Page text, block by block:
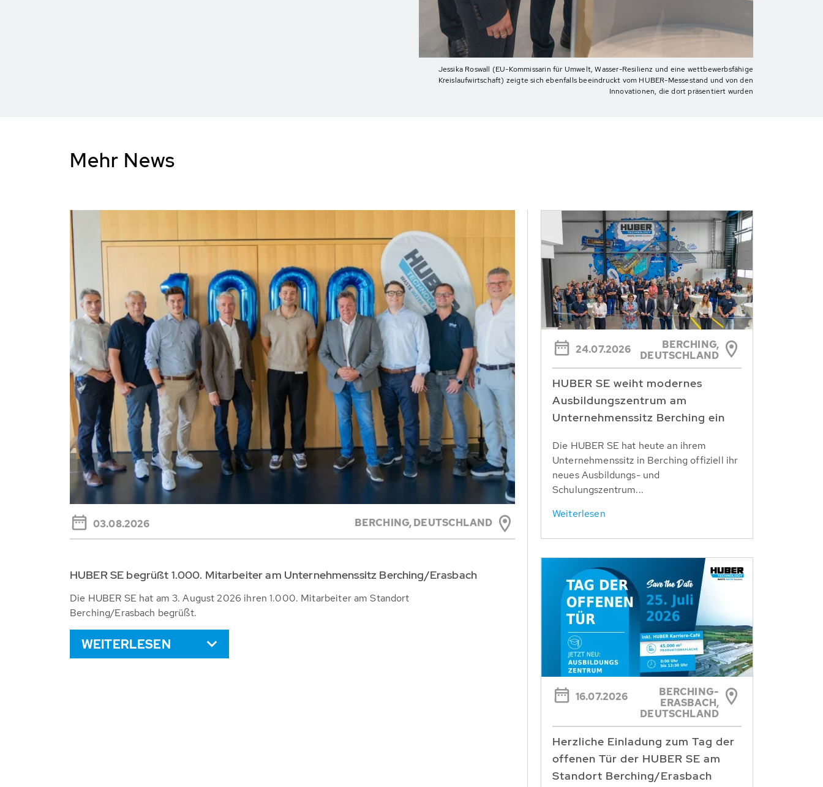
Jessika Roswall (EU-Kommissarin für Umwelt, Wasser-Resilienz und eine wettbewerbsfähige
Kreislaufwirtschaft) zeigte sich ebenfalls beeindruckt vom HUBER-Messestand und von den
Innovationen, die dort präsentiert wurden
Mehr News
03.08.2026 BERCHING,DEUTSCHLAND
HUBER SE begrüßt 1.000. Mitarbeiter am Unternehmenssitz Berching/Erasbach
Die HUBER SE hat am 3. August 2026 ihren 1.000. Mitarbeiter am Standort
Berching/Erasbach begrüßt.
WEITERLESEN
24.07.2026
BERCHING,
DEUTSCHLAND
HUBER SE weiht modernes
Ausbildungszentrum am
Unternehmenssitz Berching ein
Die HUBER SE hat heute an ihrem
Unternehmenssitz in Berching offiziell ihr
neues Ausbildungs- und
Schulungszentrum...
Weiterlesen
16.07.2026
BERCHING-
ERASBACH,
DEUTSCHLAND
Herzliche Einladung zum Tag der
offenen Tür der HUBER SE am
Standort Berching/Erasbach